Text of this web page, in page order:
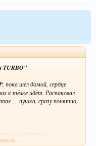
TURBO"
, пока шёл домой, сердце
к тёлке идёт. Распаковал
— пушка, сразу понятно,
красками.
все мы одна семья.